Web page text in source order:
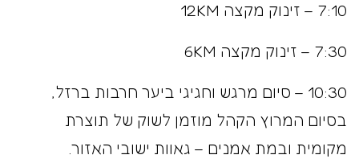
7:10 – זינוק מקצה 12KM
7:30 – זינוק מקצה 6KM
10:30 – סיום מרגש וחגיגי ביער חרבות ברזל,
בסיום המרוץ הקהל מוזמן לשוק של תוצרת
מקומית ובמת אמנים – גאוות ישובי האזור.